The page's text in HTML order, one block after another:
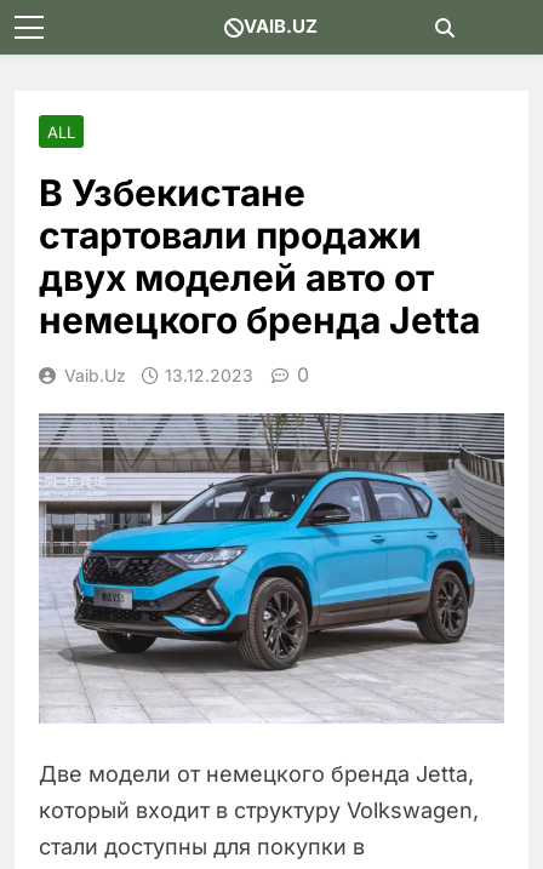
Skip
to
VAIB.UZ
ALL
В Узбекистане
стартовали продажи
двух моделей авто от
немецкого бренда Jetta
Vaib.uz 13.12.2023 0
Две модели от немецкого бренда Jetta,
который входит в структуру Volkswagen,
стали доступны для покупки в